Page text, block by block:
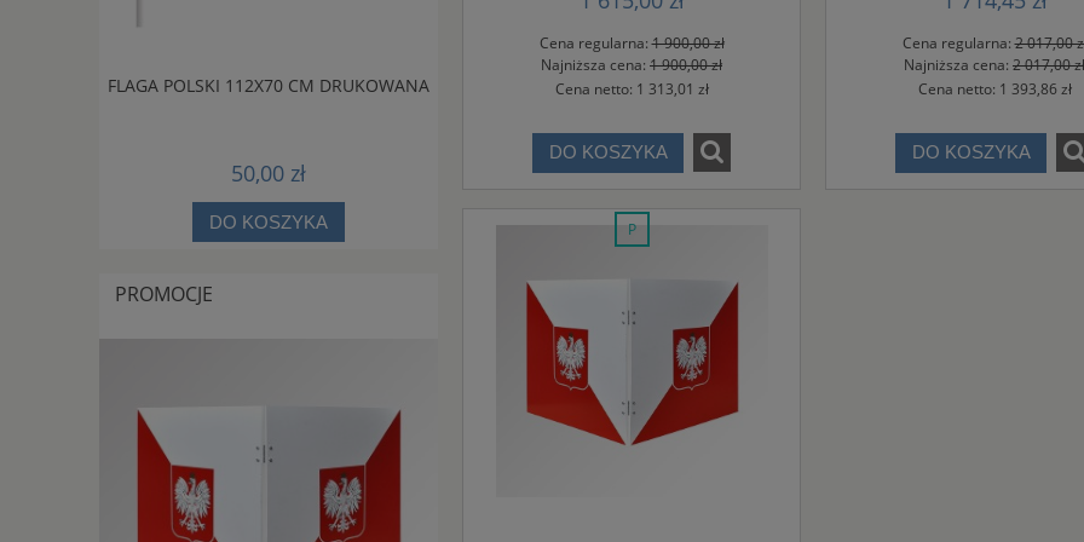
FLAGA POLSKI 112X70 CM DRUKOWANA
50,00 zł
DO KOSZYKA
FLAGA POLSKI 200X125 CM ZSZYWANA
146,00 zł
DO KOSZYKA
MASZT FLAGOWY 5 - 8 M.
1 700,00 zł
PROMOCJE
Cena regularna:1 900,00 zł
Najniższa cena: 1 900,00 zł
Cena netto: 1 313,01 zł
DO KOSZYKA
Cena regularna:2 017,00
Najniższa cena: 2 017,00 zł
Cena netto: 1 393,86 zł
DO KOSZYKA